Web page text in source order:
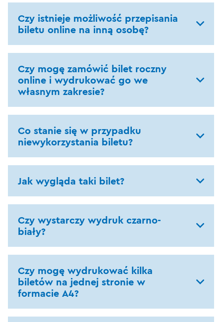
Czy istnieje możliwość przepisania
biletu online na inną osobę?
Czy mogę zamówić bilet roczny
online i wydrukować go we
własnym zakresie?
Co stanie się w przypadku
niewykorzystania biletu?
Jak wygląda taki bilet?
Czy wystarczy wydruk czarno-
biały?
Czy mogę wydrukować kilka
biletów na jednej stronie w
formacie A4?